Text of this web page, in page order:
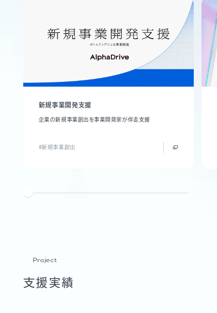
新規事業開発支援
企業の新規事業創出を事業開発家が伴走支援
#新規事業創出
Project
支援実績